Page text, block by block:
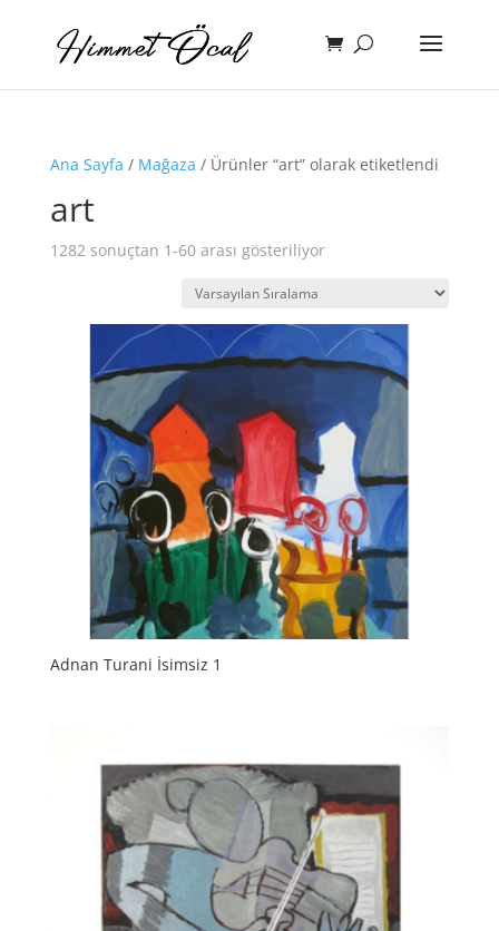
Ana Sayfa / Mağaza / Ürünler “art” olarak etiketlendi
art
1282 sonuçtan 1-60 arası gösteriliyor
Adnan Turani İsimsiz 1